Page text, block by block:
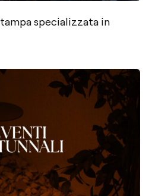
specializzata in